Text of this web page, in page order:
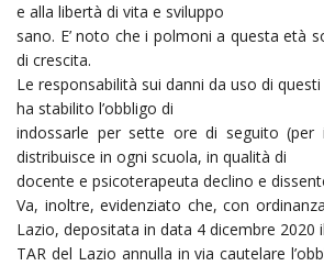
e alla libertà di vita e sviluppo
sano. E’ noto che i polmoni a questa età
di crescita.
Le responsabilità sui danni da uso di
ha stabilito l’obbligo di
indossarle per sette ore di seguito
distribuisce in ogni scuola, in qualità di
docente e psicoterapeuta declino e
Va, inoltre, evidenziato che, con
Lazio, depositata in data 4 dicembre 2020 il
TAR del Lazio annulla in via cautelare